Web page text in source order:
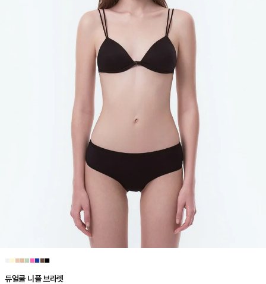
■■■■■■■■
듀얼쿨 니플 브라렛